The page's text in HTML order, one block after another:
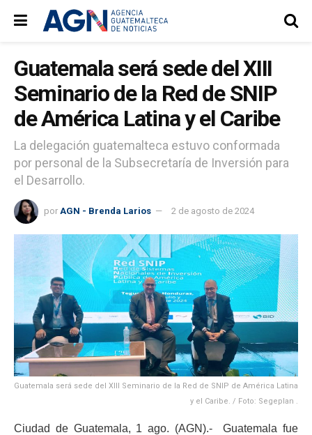
Guatemala será sede del XIII
Seminario de la Red de SNIP
de América Latina y el Caribe
La delegación guatemalteca estuvo conformada
por personal de la Subsecretaría de Inversión para
el Desarrollo.
por AGN - Brenda Larios 2 de agosto de 2024
Guatemala será sede del XIII Seminario de la Red de SNIP de América Latina
y el Caribe. / Foto: Segeplan .
Ciudad de Guatemala, 1 ago. (AGN).- Guatemala fue